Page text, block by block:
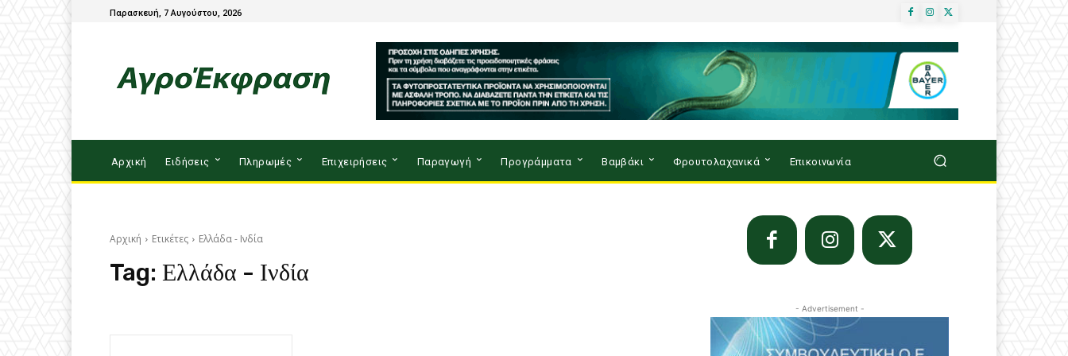
Παρασκευή, 7 Αυγούστου, 2026
Αρχική Ειδήσεις Πληρωμές Επιχειρήσεις Παραγωγή Προγράμματα Βαμβάκι Φρουτολαχανικά Επικοινωνία
Αρχική Ετικέτες Ελλάδα - Ινδία
Tag: Ελλάδα - Ινδία
- Advertisement -